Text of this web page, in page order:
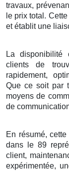
travaux,
le prix total.
et établit une
La disponibilité
clients de
rapidement,
Que ce soit par
moyens de
de
En résumé,
dans le 89
client,
expérimentée,